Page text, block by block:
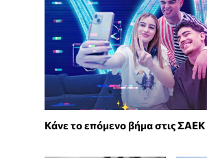
Κάνε το επόμενο βήμα στις